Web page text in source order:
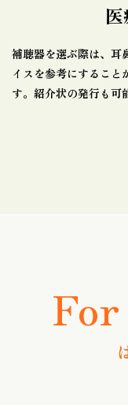
補聴器を選ぶ際は、耳
イスを参考にすること
す。紹介状の発行も可